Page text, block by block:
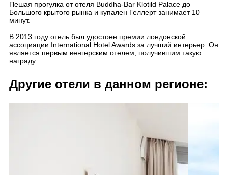
Пешая прогулка от отеля Buddha-Bar Klotild Palace до
Большого крытого рынка и купален Геллерт занимает 10
минут.
В 2013 году отель был удостоен премии лондонской
ассоциации International Hotel Awards за лучший интерьер. Он
является первым венгерским отелем, получившим такую
награду.
Другие отели в данном регионе: